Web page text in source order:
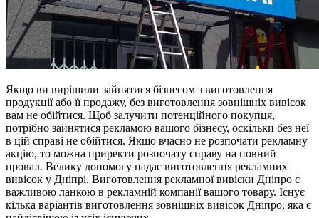
Якщо ви вирішили зайнятися бізнесом з виготовлення
продукції або її продажу, без виготовлення зовнішніх вивісок
вам не обійтися. Щоб залучити потенційного покупця,
потрібно зайнятися рекламою вашого бізнесу, оскільки без неї
в цій справі не обійтися. Якщо вчасно не розпочати рекламну
акцію, то можна приректи розпочату справу на повний
провал. Велику допомогу надає виготовлення рекламних
вивісок у Дніпрі. Виготовлення рекламної вивіски Дніпро є
важливою ланкою в рекламній компанії вашого товару. Існує
кілька варіантів виготовлення зовнішніх вивісок Дніпро, яка є